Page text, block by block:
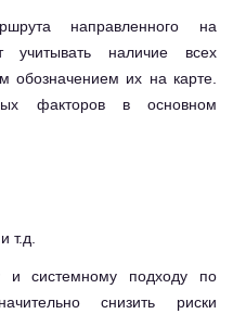
направленного на
учитывать наличие всех
обозначением их на карте.
факторов в основном
т.д.
и системному подходу по
снизить риски